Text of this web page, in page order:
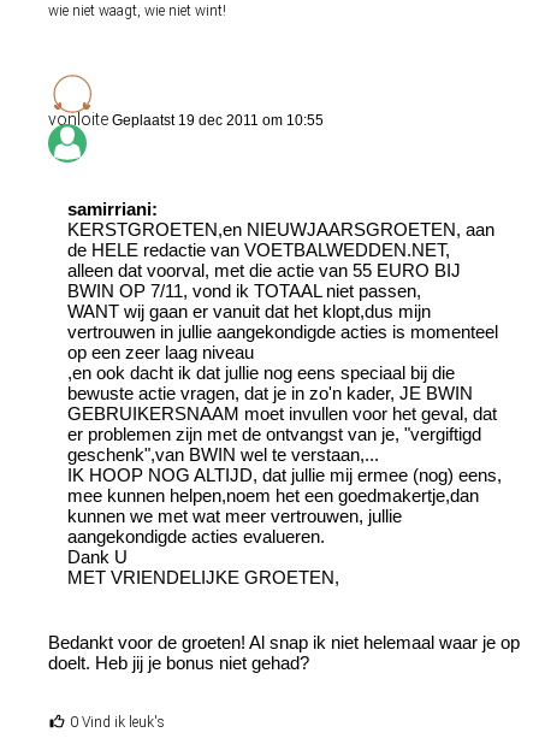
wie niet waagt, wie niet wint!
vonloite Geplaatst 19 dec 2011 om 10:55
samirriani:
KERSTGROETEN,en NIEUWJAARSGROETEN, aan
de HELE redactie van VOETBALWEDDEN.NET,
alleen dat voorval, met die actie van 55 EURO BIJ
BWIN OP 7/11, vond ik TOTAAL niet passen,
WANT wij gaan er vanuit dat het klopt,dus mijn
vertrouwen in jullie aangekondigde acties is momenteel
op een zeer laag niveau
,en ook dacht ik dat jullie nog eens speciaal bij die
bewuste actie vragen, dat je in zo'n kader, JE BWIN
GEBRUIKERSNAAM moet invullen voor het geval, dat
er problemen zijn met de ontvangst van je, "vergiftigd
geschenk",van BWIN wel te verstaan,...
IK HOOP NOG ALTIJD, dat jullie mij ermee (nog) eens,
mee kunnen helpen,noem het een goedmakertje,dan
kunnen we met wat meer vertrouwen, jullie
aangekondigde acties evalueren.
Dank U
MET VRIENDELIJKE GROETEN,
Bedankt voor de groeten! Al snap ik niet helemaal waar je op
doelt. Heb jij je bonus niet gehad?
0 Vind ik leuk's